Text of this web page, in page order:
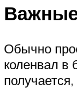
Обычно
коленвал в